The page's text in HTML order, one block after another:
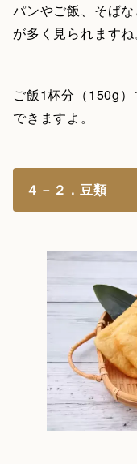
パンやご飯、そば
が多く見られますね
ご飯1杯分（150g
できますよ。
４－２．豆類